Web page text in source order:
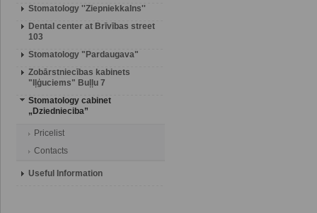
Stomatology ''Ziepniekkalns''
Dental center at Brīvības street
103
Stomatology "Pardaugava"
Zobārstniecības kabinets
"Iļģuciems" Buļļu 7
Stomatology cabinet
„Dziednieciba”
Pricelist
Contacts
Useful Information